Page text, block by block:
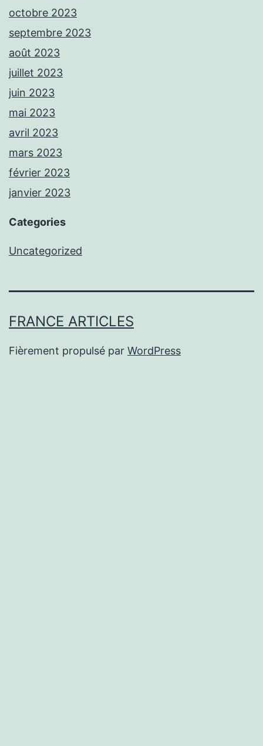
octobre 2023
septembre 2023
août 2023
juillet 2023
juin 2023
mai 2023
avril 2023
mars 2023
février 2023
janvier 2023
Categories
Uncategorized
FRANCE ARTICLES
Fièrement propulsé par WordPress